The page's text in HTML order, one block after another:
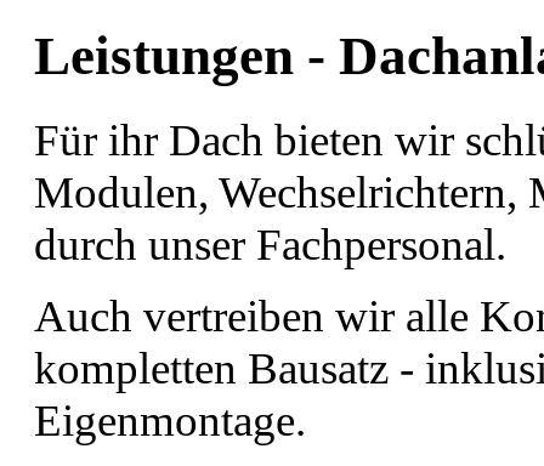
Leistungen -
Für ihr Dach bieten wir
Modulen, Wechselrichtern,
durch unser Fachpersonal.
Auch vertreiben wir alle
kompletten Bausatz -
Eigenmontage.